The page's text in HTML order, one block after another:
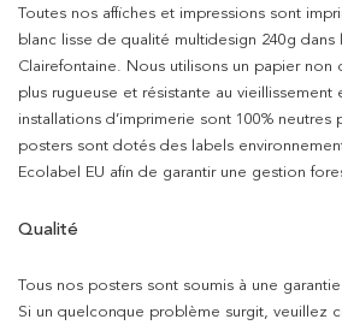
Toutes nos affiches et impressions sont
blanc lisse de qualité multidesign 240g
Clairefontaine. Nous utilisons un papier non
plus rugueuse et résistante au vieillissement
installations d’imprimerie sont 100%
posters sont dotés des labels
Ecolabel EU afin de garantir une gestion
Qualité
Tous nos posters sont soumis à une
Si un quelconque problème surgit, veuillez